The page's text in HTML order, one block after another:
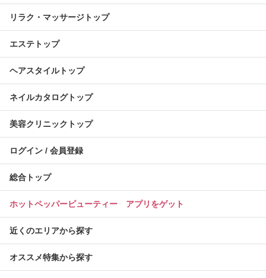
リラク・マッサージトップ
エステトップ
ヘアスタイルトップ
ネイルカタログトップ
美容クリニックトップ
ログイン / 会員登録
総合トップ
ホットペッパービューティー アプリをゲット
近くのエリアから探す
オススメ特集から探す